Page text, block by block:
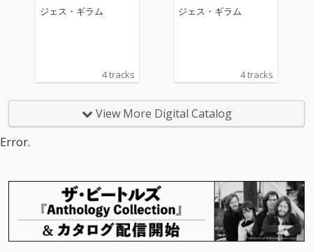
ジェス・ギラム
4 tracks
ジェス・ギラム
4 tracks
View More Digital Catalog
Error.